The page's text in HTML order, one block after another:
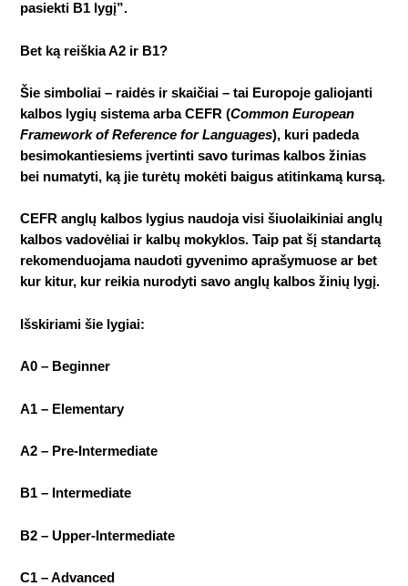
pasiekti B1 lygį”.
Bet ką reiškia A2 ir B1?
Šie simboliai – raidės ir skaičiai – tai Europoje galiojanti
kalbos lygių sistema arba CEFR (Common European
Framework of Reference for Languages), kuri padeda
besimokantiesiems įvertinti savo turimas kalbos žinias
bei numatyti, ką jie turėtų mokėti baigus atitinkamą kursą.
CEFR anglų kalbos lygius naudoja visi šiuolaikiniai anglų
kalbos vadovėliai ir kalbų mokyklos. Taip pat šį standartą
rekomenduojama naudoti gyvenimo aprašymuose ar bet
kur kitur, kur reikia nurodyti savo anglų kalbos žinių lygį.
Išskiriami šie lygiai:
A0 – Beginner
A1 – Elementary
A2 – Pre-Intermediate
B1 – Intermediate
B2 – Upper-Intermediate
C1 – Advanced